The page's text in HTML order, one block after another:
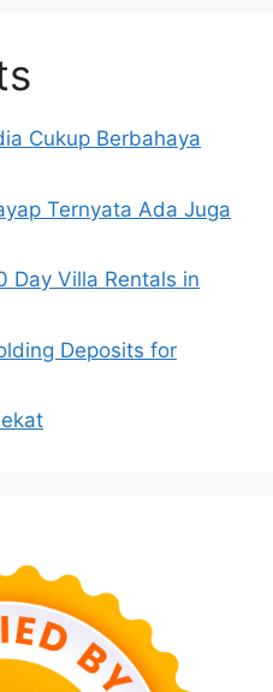
Cukup Berbahaya
Ternyata Ada Juga
Day Villa Rentals in
Deposits for